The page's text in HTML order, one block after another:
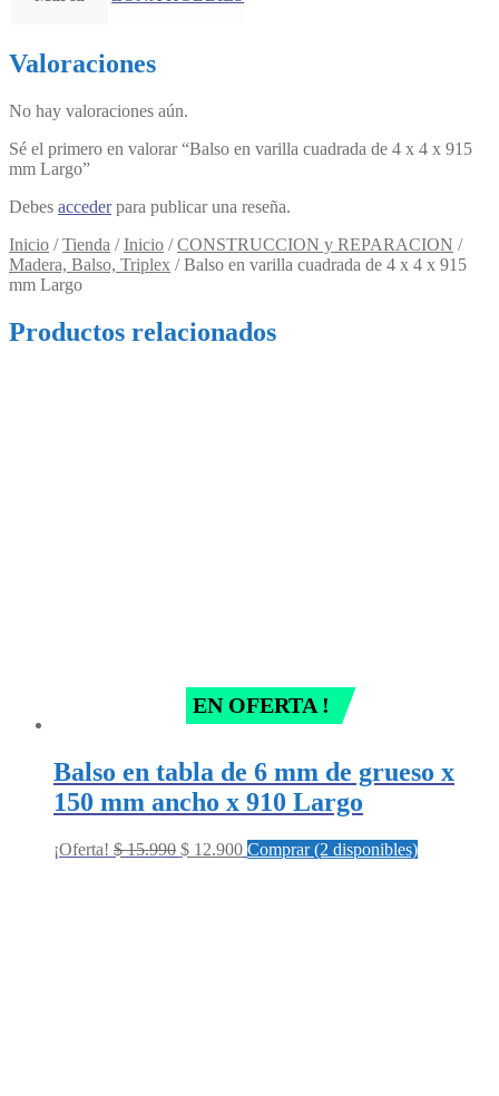
Valoraciones
No hay valoraciones aún.
Sé el primero en valorar “Balso en varilla cuadrada de 4 x 4 x 915
mm Largo”
Debes accederpara publicar una reseña.
Inicio /Tienda /Inicio /CONSTRUCCION y REPARACION /
Madera, Balso, Triplex /Balso en varilla cuadrada de 4 x 4 x 915
mm Largo
Productos relacionados
EN OFERTA !
Balso en tabla de 6 mm de grueso x
150 mm ancho x 910 Largo
¡Oferta! $15.990 Original
$ 12.900Current
Comprar (2 disponibles)